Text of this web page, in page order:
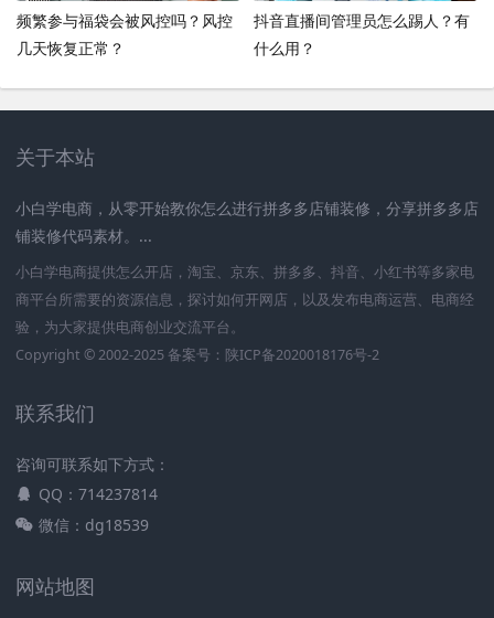
频繁参与福袋会被风控吗？风控
几天恢复正常？
抖音直播间管理员怎么踢人？有
什么用？
关于本站
小白学电商，从零开始教你怎么进行拼多多店铺装修，分享拼多多店
铺装修代码素材。...
小白学电商提供怎么开店，淘宝、京东、拼多多、抖音、小红书等多家电
商平台所需要的资源信息，探讨如何开网店，以及发布电商运营、电商经
验，为大家提供电商创业交流平台。
Copyright © 2002-2025 备案号： 陕ICP备2020018176号-2
联系我们
咨询可联系如下方式：
QQ：714237814
微信：dg18539
网站地图